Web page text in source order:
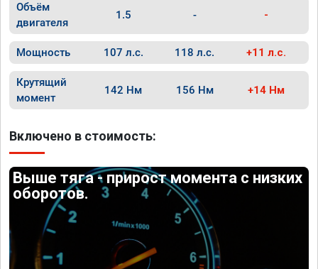
Объём
двигателя
1.5 - -
Мощность 107 л.с. 118 л.с. +11 л.с.
Крутящий
момент
142 Нм 156 Нм +14 Нм
Включено в стоимость:
Выше тяга - прирост момента с низких
оборотов.